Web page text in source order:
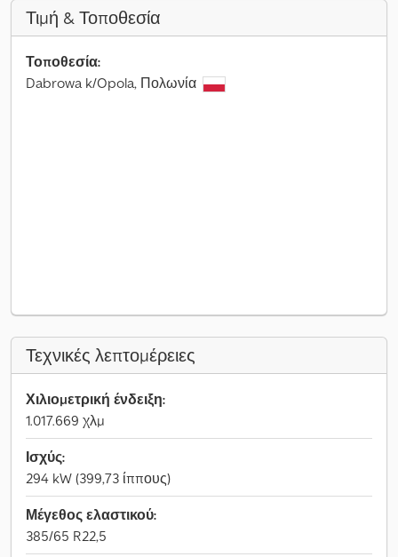
Τιμή & Τοποθεσία
Τοποθεσία:
Dabrowa k/Opola, Πολωνία
Τεχνικές λεπτομέρειες
Χιλιομετρική ένδειξη:
1.017.669 χλμ
Ισχύς:
294 kW (399,73 ίππους)
Μέγεθος ελαστικού:
385/65 R22,5